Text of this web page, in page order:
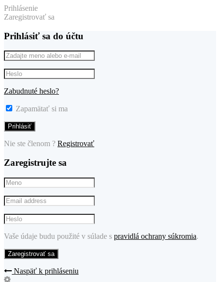
Prihlásenie
Zaregistrovať sa
Prihlásiť sa do účtu
Zabudnuté heslo?
Zapamätať si ma
Nie ste členom ? Registrovať
Zaregistrujte sa
Vaše údaje budu použité v súlade s pravidlá ochrany súkromia.
Naspäť k prihláseniu